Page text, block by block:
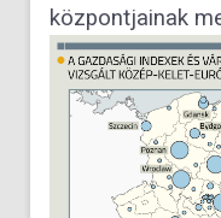
központjainak